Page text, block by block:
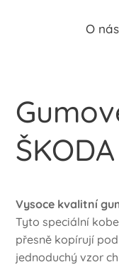
O nás
Vysoce kvalitní
Tyto speciální
přesně kopírují
jednoduchý vzor